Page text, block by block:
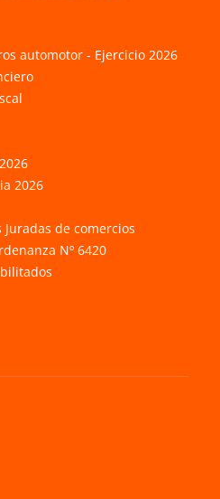
automotor - Ejercicio 2026
2026
de comercios
Nº 6420